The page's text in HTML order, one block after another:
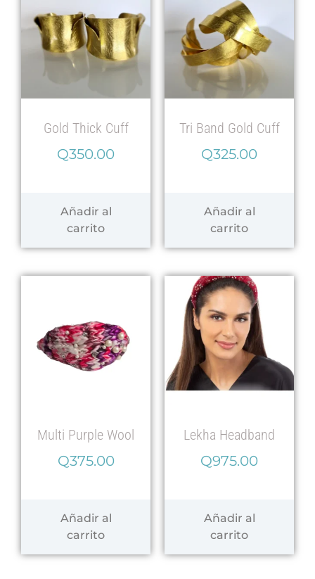
Gold Thick Cuff
Q350.00
Añadir al
carrito
Tri Band Gold Cuff
Q325.00
Añadir al
carrito
Multi Purple Wool
Q375.00
Añadir al
carrito
Lekha Headband
Q975.00
Añadir al
carrito